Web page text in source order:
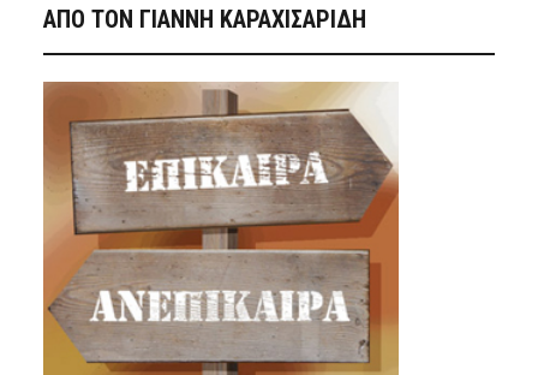
ΑΠΟ ΤΟΝ ΓΙΑΝΝΗ ΚΑΡΑΧΙΣΑΡΙΔΗ